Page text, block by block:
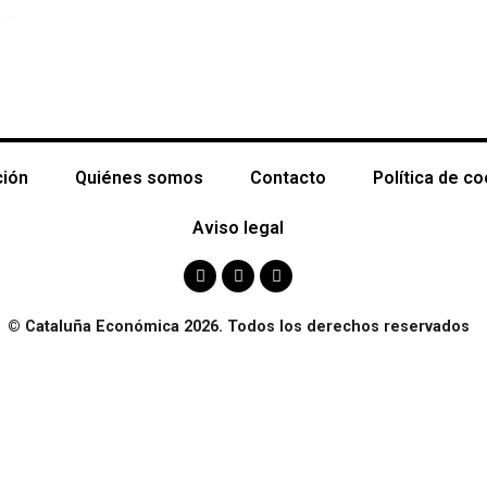
Quiénes somos Contacto Política de
Aviso legal
© Cataluña Económica 2026. Todos los derechos reservados